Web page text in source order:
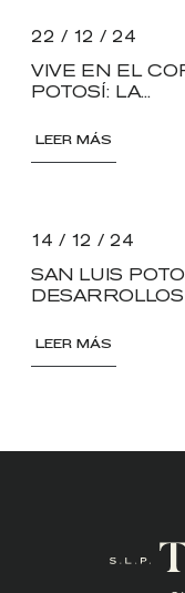
22 / 12 / 24
VIVE EN EL
POTOSÍ: LA...
LEER MÁS
14 / 12 / 24
SAN LUIS
DESARROLLOS
LEER MÁS